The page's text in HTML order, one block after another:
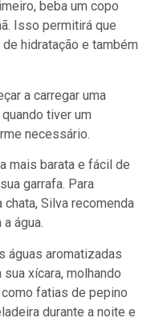
beba um copo
Isso permitirá que
hidratação e também
a carregar uma
tiver um
necessário.
mais barata e fácil de
garrafa. Para
chata, Silva recomenda
água.
águas aromatizadas
xícara, molhando
fatias de pepino
durante a noite e